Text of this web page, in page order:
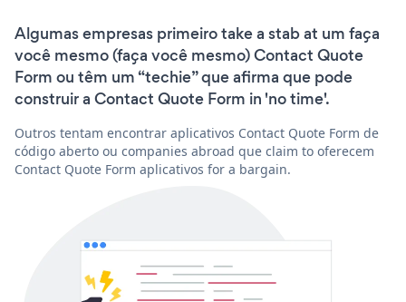
Algumas empresas primeiro take a stab at um faça
você mesmo (faça você mesmo) Contact Quote
Form ou têm um “techie” que afirma que pode
construir a Contact Quote Form in 'no time'.
Outros tentam encontrar aplicativos Contact Quote Form de
código aberto ou companies abroad que claim to oferecem
Contact Quote Form aplicativos for a bargain.